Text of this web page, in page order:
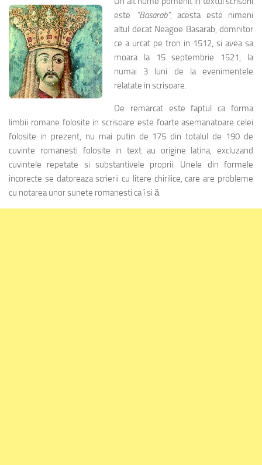
este
“Basarab”, acesta este nimeni
altul decat Neagoe Basarab, domnitor
ce a urcat pe tron in 1512, si avea sa
moara la 15 septembrie 1521, la
numai 3 luni de la evenimentele
relatate in scrisoare.
De remarcat este faptul ca forma
limbii romane folosite in scrisoare este foarte asemanatoare celei
folosite in prezent, nu mai putin de 175 din totalul de 190 de
cuvinte romanesti folosite in text au origine latina, excluzand
cuvintele repetate si substantivele proprii. Unele din formele
incorecte se datoreaza scrierii cu litere chirilice, care are probleme
cu notarea unor sunete romanesti ca î si ă.